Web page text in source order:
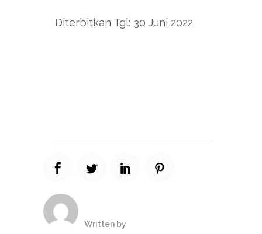
Diterbitkan Tgl: 30 Juni 2022
Written by